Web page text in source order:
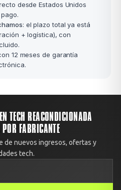
desde Estados Unidos
: el plazo total ya está
+ logística), con
12 meses de garantía
TECH REACONDICIONADA
FABRICANTE
de nuevos ingresos, ofertas y
tech.